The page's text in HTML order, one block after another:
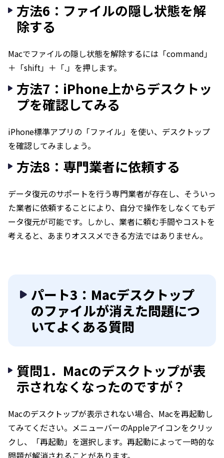
方法6：ファイルの隠し状態を解
除する
Macでファイルの隠し状態を解除するには「command」
＋「shift」＋「.」を押します。
方法7：iPhone上からデスクトッ
プを確認してみる
iPhone標準アプリの「ファイル」を使い、デスクトップ
を確認してみましょう。
方法8：専門業者に依頼する
データ復元のサポートを行う専門業者が存在し、そういっ
た業者に依頼することにより、自分で操作をしなくてもデ
ータ復元が可能です。しかし、業者に頼む手間やコストを
考えると、あまりオススメできる方法ではありません。
パート3：Macデスクトップ
のファイルが消えた問題につ
いてよくある質問
質問1．Macのデスクトップが表
示されなくなったのですが？
Macのデスクトップが表示されない場合、Macを再起動し
てみてください。メニューバーのAppleアイコンをクリッ
クし、「再起動」を選択します。再起動によって一時的な
問題が解消されることがあります。